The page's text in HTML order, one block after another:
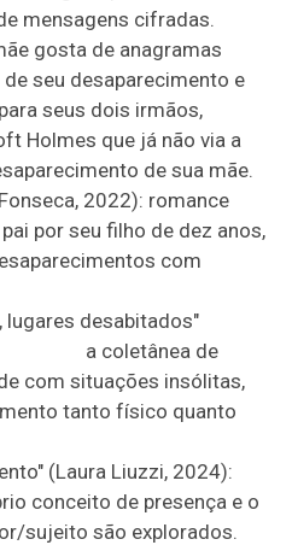
mensagens cifradas.
gosta de anagramas
seu desaparecimento e
seus dois irmãos,
Holmes que já não via a
de sua mãe.
2022): romance
por seu filho de dez anos,
com
lugares desabitados"
a coletânea de
com situações insólitas,
tanto físico quanto
(Laura Liuzzi, 2024):
conceito de presença e o
sujeito são explorados.